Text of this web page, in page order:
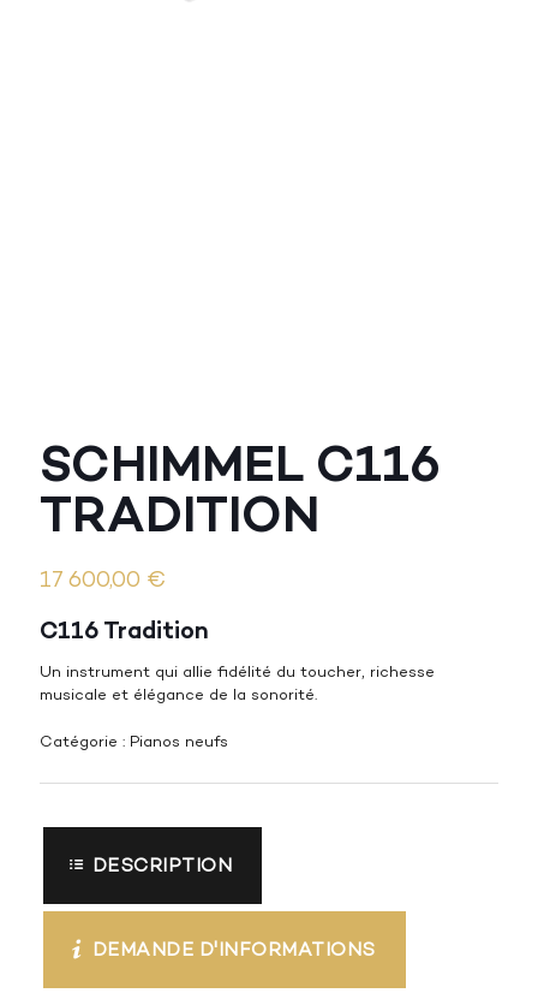
SCHIMMEL C116
TRADITION
17 600,00 €
C116 Tradition
Un instrument qui allie fidélité du toucher, richesse
musicale et élégance de la sonorité.
Catégorie : Pianos neufs
DESCRIPTION
DEMANDE D'INFORMATIONS